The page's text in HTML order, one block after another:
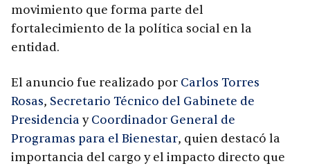
movimiento que forma parte del
fortalecimiento de la política social en la
entidad.
El anuncio fue realizado por Carlos Torres
Rosas, Secretario Técnico del Gabinete de
Presidencia yCoordinador General de
Programas para el Bienestar, quien destacó la
importancia del cargo y el impacto directo que